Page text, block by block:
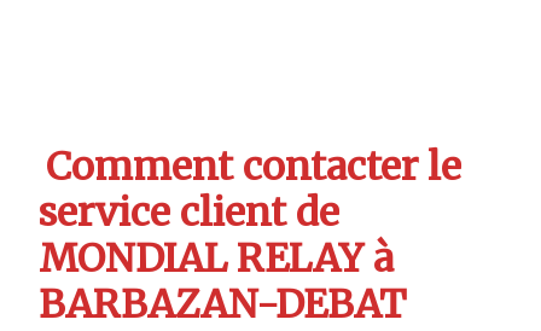
Comment contacter le
service client de
MONDIAL RELAY à
BARBAZAN-DEBAT